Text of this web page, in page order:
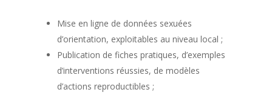
Mise en ligne de données sexuées
d’orientation, exploitables au niveau local ;
Publication de fiches pratiques, d’exemples
d’interventions réussies, de modèles
d’actions reproductibles ;